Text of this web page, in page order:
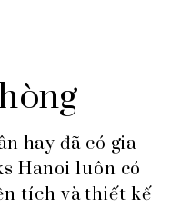
hay đã có gia
Hanoi luôn có
tích và thiết kế